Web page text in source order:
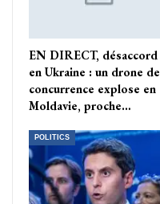
EN DIRECT, désaccord
en Ukraine : un drone de
concurrence explose en
Moldavie, proche…
POLITICS